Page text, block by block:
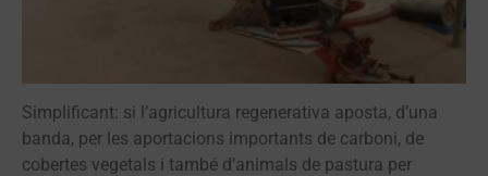
Simplificant: si l’agricultura regenerativa aposta, d’una
banda, per les aportacions importants de carboni, de
cobertes vegetals i també d’animals de pastura per